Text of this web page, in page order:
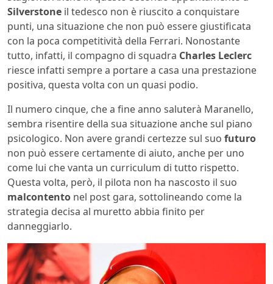
Silverstone il tedesco non è riuscito a conquistare
punti, una situazione che non può essere giustificata
con la poca competitività della Ferrari. Nonostante
tutto, infatti, il compagno di squadra Charles Leclerc
riesce infatti sempre a portare a casa una prestazione
positiva, questa volta con un quasi podio.
Il numero cinque, che a fine anno saluterà Maranello,
sembra risentire della sua situazione anche sul piano
psicologico. Non avere grandi certezze sul suo futuro
non può essere certamente di aiuto, anche per uno
come lui che vanta un curriculum di tutto rispetto.
Questa volta, però, il pilota non ha nascosto il suo
malcontento nel post gara, sottolineando come la
strategia decisa al muretto abbia finito per
danneggiarlo.